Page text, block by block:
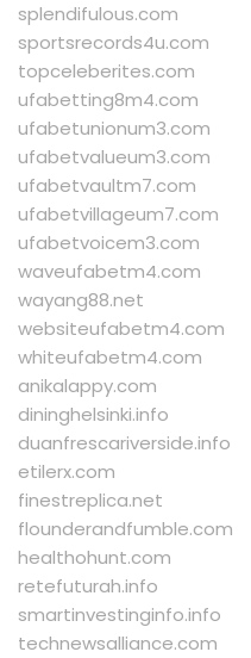
splendifulous.com
sportsrecords4u.com
topceleberites.com
ufabetting8m4.com
ufabetunionum3.com
ufabetvalueum3.com
ufabetvaultm7.com
ufabetvillageum7.com
ufabetvoicem3.com
waveufabetm4.com
wayang88.net
websiteufabetm4.com
whiteufabetm4.com
anikalappy.com
dininghelsinki.info
duanfrescariverside.info
etilerx.com
finestreplica.net
flounderandfumble.com
healthohunt.com
retefuturah.info
smartinvestinginfo.info
technewsalliance.com